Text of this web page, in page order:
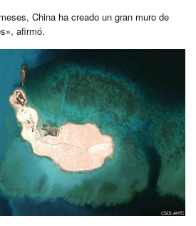
China ha creado un gran muro de
afirmó.